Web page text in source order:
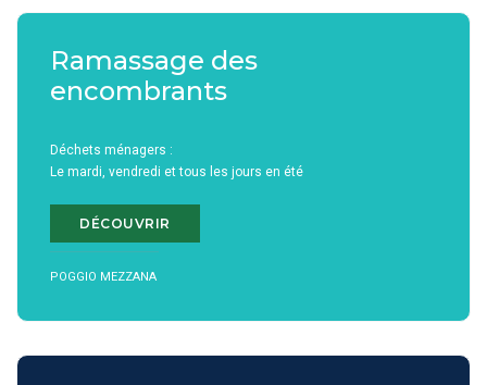
Ramassage des
encombrants
Déchets ménagers :
Le mardi, vendredi et tous les jours en été
DÉCOUVRIR
POGGIO MEZZANA